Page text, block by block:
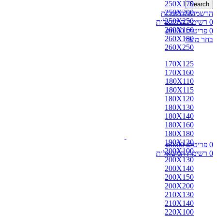
Search
הרשמה/התחברות
0 רשימת המשאלות
0 פריטים ₪0.00
בחר מוצר
0 פריטים ₪0.00
0 רשימת המשאלות
250X170
250X200
250X250
260X160
260X180
260X250
170X125
170X160
180X110
180X115
180X120
180X130
180X140
180X160
180X180
190X130
200X100
200X130
200X140
200X150
200X200
210X130
210X140
220X100